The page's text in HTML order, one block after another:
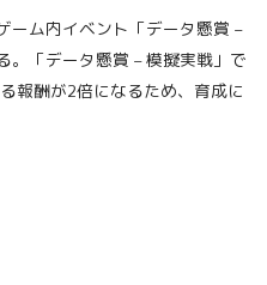
ーム内イベント「データ懸賞 –
。「データ懸賞 – 模擬実戦」で
報酬が2倍になるため、育成に